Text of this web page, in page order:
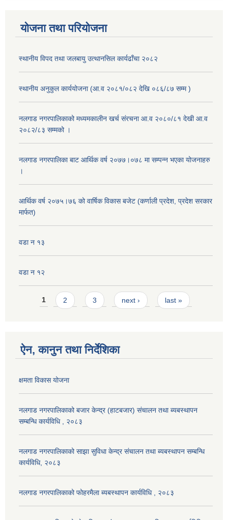
योजना तथा परियोजना
स्थानीय विपद तथा जलबायु उत्थानसिल कार्यढाँचा २०८२
स्थानीय अनुकुल कार्ययोजना (आ.व २०८१/०८२ देखि ०८६/८७ सम्म )
नलगाड नगरपालिकाको मध्यमकालीन खर्च संरचना आ.व २०८०/८१ देखी आ.व
२०८२/८३ सम्मको ।
नलगाड नगरपालिका बाट आर्थिक वर्ष २०७७।०७८ मा सम्पन्न भएका योजनाहरु
।
आर्थिक वर्ष २०७५।७६ को वार्षिक विकास बजेट (कर्णाली प्रदेश, प्रदेश सरकार
मार्फत)
वडा न १३
वडा न १२
Pages
1 2 3 next › last »
ऐन, कानुन तथा निर्देशिका
क्षमता विकास योजना
नलगाड नगरपालिकाको बजार केन्द्र (हाटबजार) संचालन तथा ब्यबस्थापन
सम्बन्धि कार्यविधि , २०८३
नलगाड नगरपालिकाको साझा सुविधा केन्द्र संचालन तथा ब्यबस्थापन सम्बन्धि
कार्यविधि, २०८३
नलगाड नगरपालिकाको फोहरमैला ब्यबस्थापन कार्यविधि , २०८३